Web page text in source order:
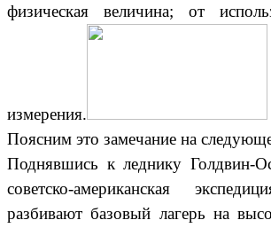
физическая величина; от
измерения.
Поясним это замечание на
Поднявшись к леднику Голдвин-
советско-американская
разбивают базовый лагерь на